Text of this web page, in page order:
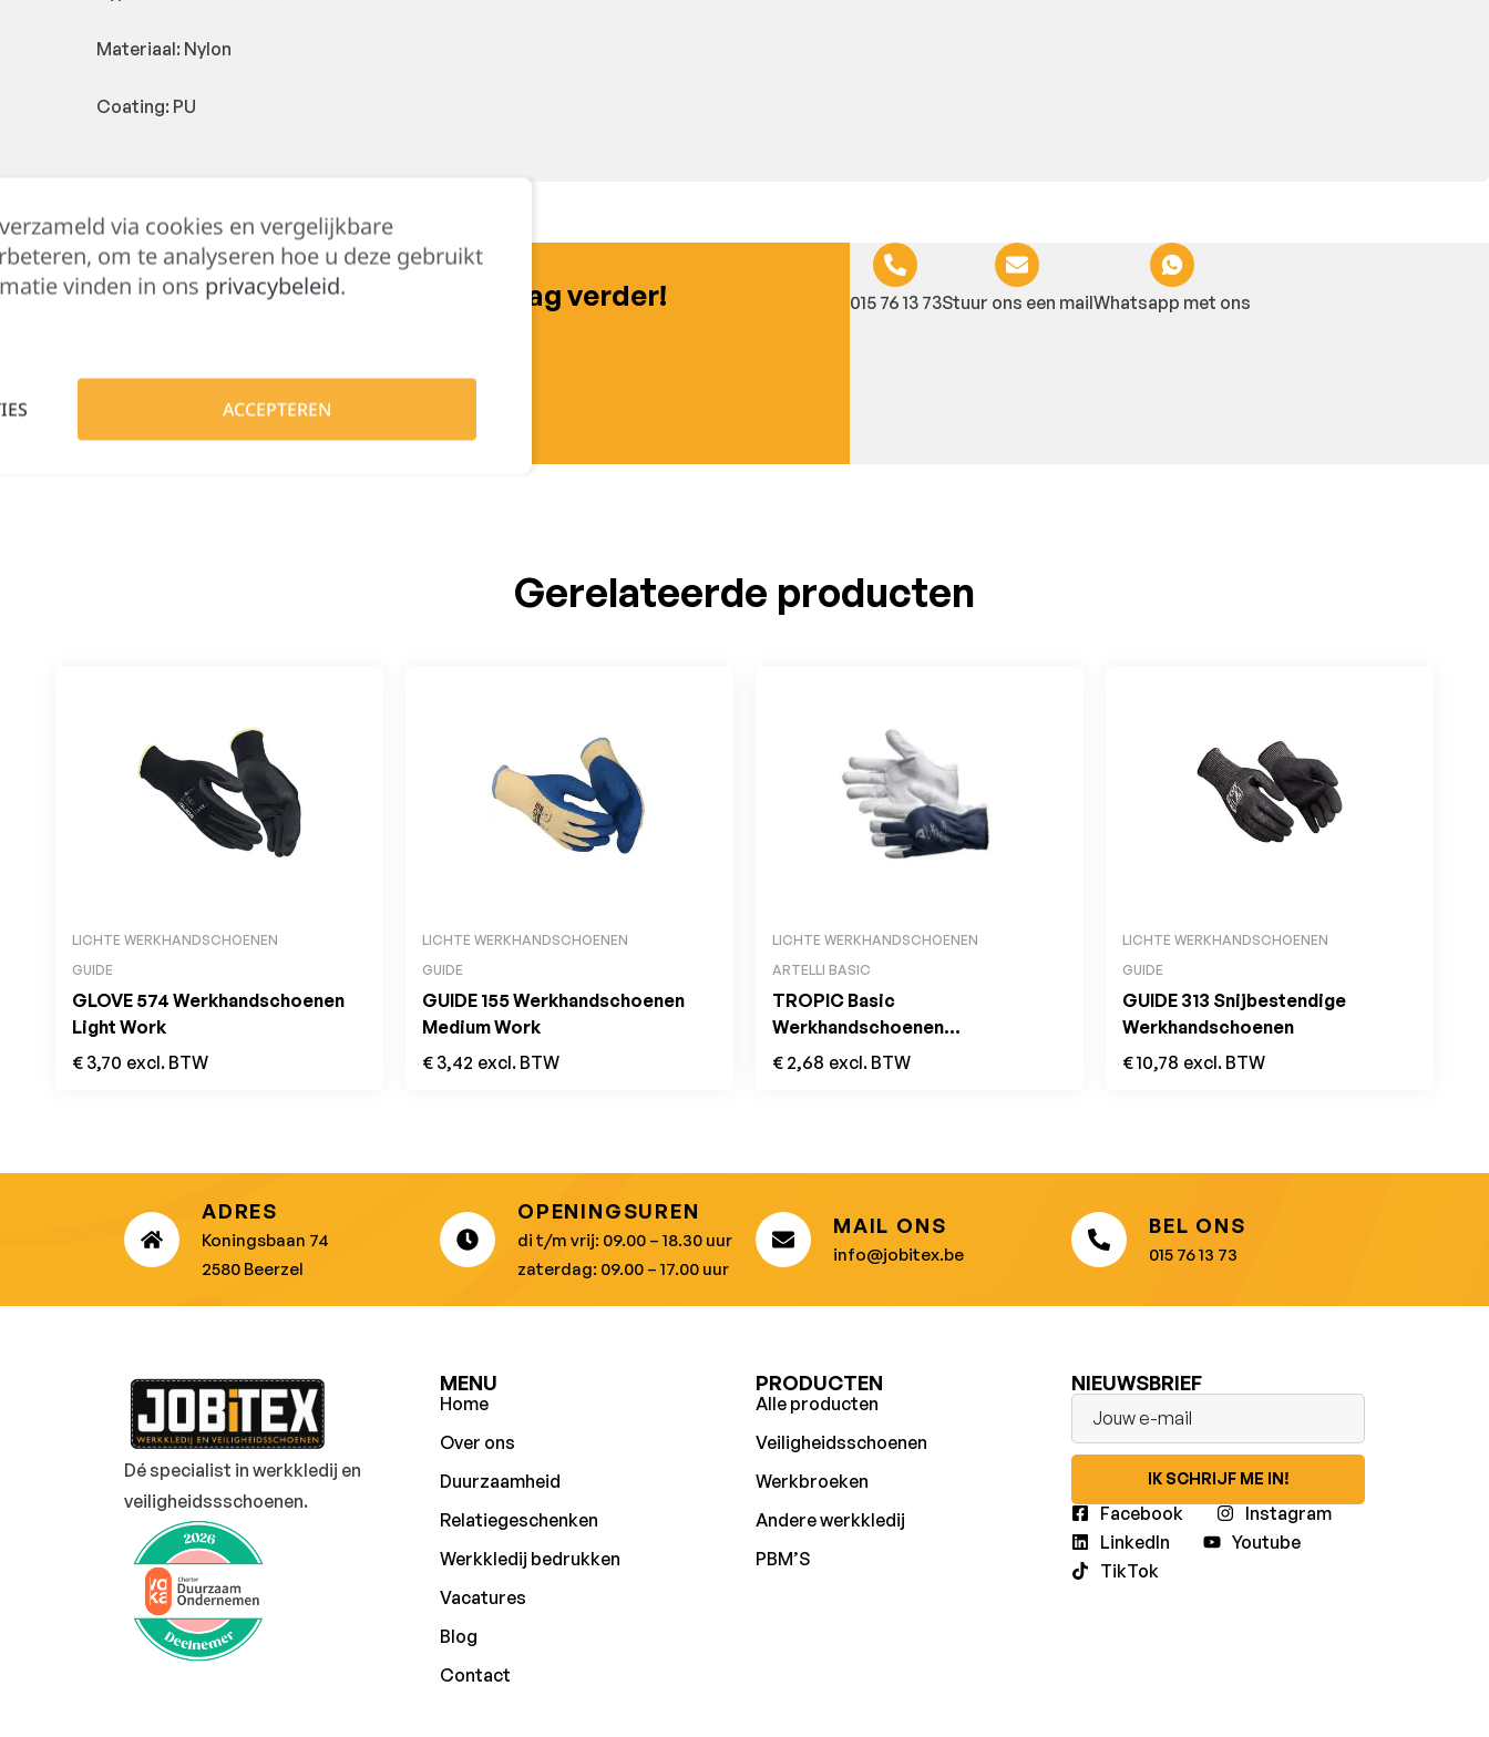
Materiaal: Nylon
Coating: PU
Hulp nodig?
Lennert helpt je graag verder! 015 76 13 73Stuur ons een mailWhatsapp met ons
Gerelateerde producten
LICHTE WERKHANDSCHOENEN
GUIDE
GLOVE 574 Werkhandschoenen
Light Work
€ 3,70 excl. BTW
LICHTE WERKHANDSCHOENEN
GUIDE
GUIDE 155 Werkhandschoenen
Medium Work
€ 3,42 excl. BTW
LICHTE WERKHANDSCHOENEN
ARTELLI BASIC
TROPIC Basic
Werkhandschoenen
Light/Medium Work
€ 2,68 excl. BTW
LICHTE WERKHANDSCHOENEN
GUIDE
GUIDE 313 Snijbestendige
Werkhandschoenen
€10,78 excl. BTW
ADRES
Koningsbaan 74
2580 Beerzel
OPENINGSUREN
di t/m vrij: 09.00 – 18.30 uur
zaterdag: 09.00 – 17.00 uur
MAIL ONS
info@jobitex.be
BEL ONS
015 76 13 73
Dé specialist in werkkledij en
veiligheidssschoenen.
MENU
Home
Over ons
Duurzaamheid
Relatiegeschenken
Werkkledij bedrukken
Vacatures
Blog
Contact
PRODUCTEN
Alle producten
Veiligheidsschoenen
Werkbroeken
Andere werkkledij
PBM’S
NIEUWSBRIEF
IK SCHRIJF ME IN!
Facebook
Instagram
LinkedIn
Youtube
TikTok
via cookies en vergelijkbare
om te analyseren hoe u deze gebruikt
vinden in ons privacybeleid.
ACCEPTEREN